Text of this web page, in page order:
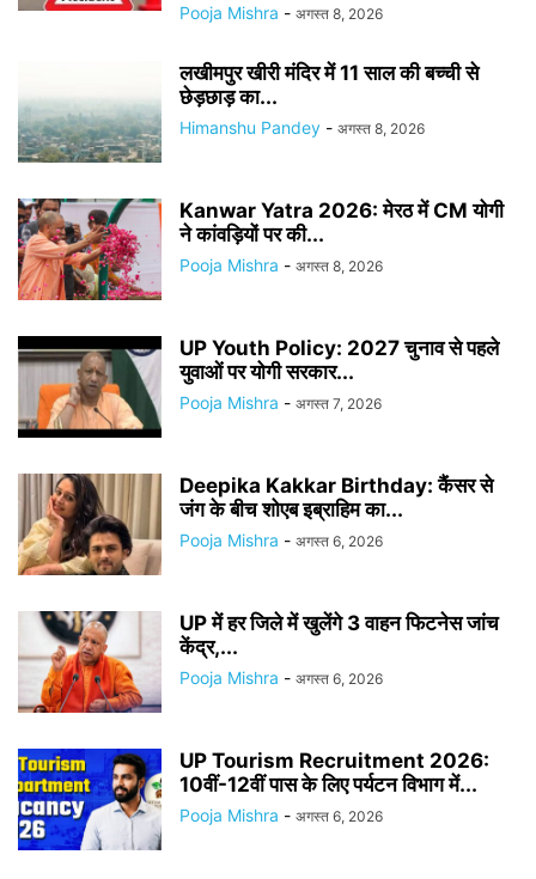
Pooja Mishra - अगस्त 8, 2026
लखीमपुर खीरी मंदिर में 11 साल की बच्ची से
छेड़छाड़ का...
Himanshu Pandey - अगस्त 8, 2026
Kanwar Yatra 2026: मेरठ में CM योगी
ने कांवड़ियों पर की...
Pooja Mishra - अगस्त 8, 2026
UP Youth Policy: 2027 चुनाव से पहले
युवाओं पर योगी सरकार...
Pooja Mishra - अगस्त 7, 2026
Deepika Kakkar Birthday: कैंसर से
जंग के बीच शोएब इब्राहिम का...
Pooja Mishra - अगस्त 6, 2026
UP में हर जिले में खुलेंगे 3 वाहन फिटनेस जांच
केंद्र,...
Pooja Mishra - अगस्त 6, 2026
UP Tourism Recruitment 2026:
10वीं-12वीं पास के लिए पर्यटन विभाग में...
Pooja Mishra - अगस्त 6, 2026